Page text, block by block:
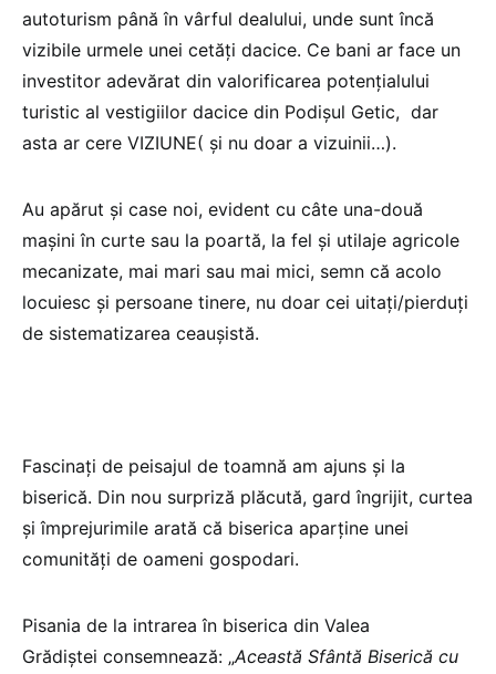
autoturism până în vârful dealului, unde sunt încă
vizibile urmele unei cetăți dacice. Ce bani ar face un
investitor adevărat din valorificarea potențialului
turistic al vestigiilor dacice din Podișul Getic, dar
asta ar cere VIZIUNE( și nu doar a vizuinii…).
Au apărut și case noi, evident cu câte una-două
mașini în curte sau la poartă, la fel și utilaje agricole
mecanizate, mai mari sau mai mici, semn că acolo
locuiesc și persoane tinere, nu doar cei uitați/pierduți
de sistematizarea ceaușistă.
Fascinați de peisajul de toamnă am ajuns și la
biserică. Din nou surpriză plăcută, gard îngrijit, curtea
și împrejurimile arată că biserica aparține unei
comunități de oameni gospodari.
Pisania de la intrarea în biserica din Valea
Grădiștei consemnează: „Această Sfântă Biserică cu